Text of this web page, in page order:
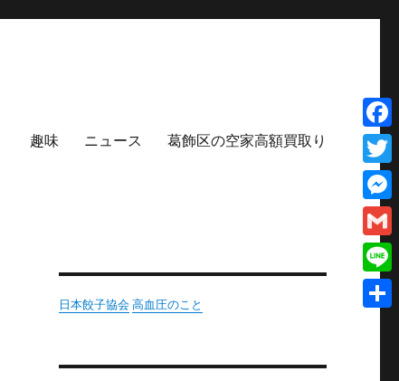
趣味 ニュース 葛飾区の空家高額買取り
日本餃子協会高血圧のこと
Line